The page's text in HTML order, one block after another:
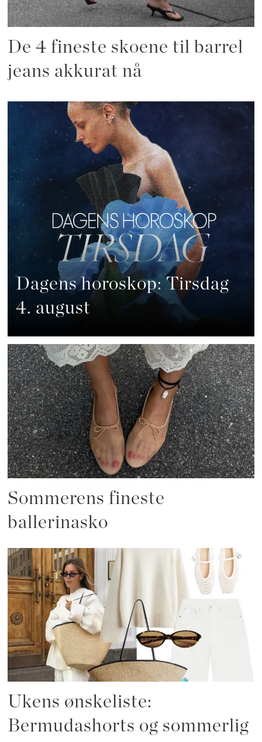
De 4 fineste skoene til barrel
jeans akkurat nå
Dagens horoskop: Tirsdag
4. august
Sommerens fineste
ballerinasko
Ukens ønskeliste:
Bermudashorts og sommerlig